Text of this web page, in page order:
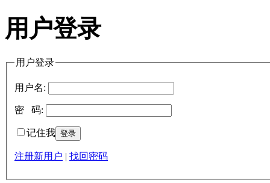
用户登录
用户登录
用户名:
密 码:
记住我
注册新用户 找回密码